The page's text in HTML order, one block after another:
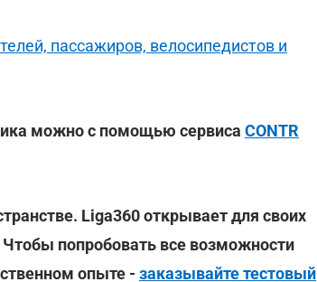
пассажиров, велосипедистов и
можно с помощью сервиса CONTR
Liga360 открывает для своих
попробовать все возможности
опыте - заказывайте тестовый